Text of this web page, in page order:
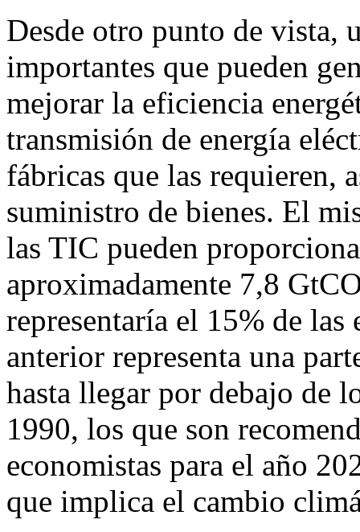
Desde otro punto de vista,
importantes que pueden
mejorar la eficiencia
transmisión de energía
fábricas que las requieren,
suministro de bienes. El
las TIC pueden
aproximadamente 7,8
representaría el 15% de
anterior representa una
hasta llegar por debajo de
1990, los que son
economistas para el año
que implica el cambio